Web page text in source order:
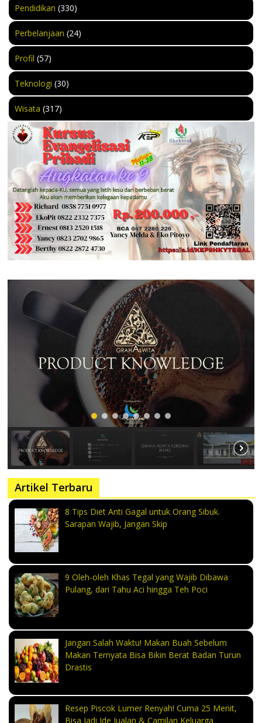
Pendidikan (330)
Perbelanjaan (24)
Profil (57)
Teknologi (30)
Wisata (317)
Artikel Terbaru
8 Tips Diet Anti Gagal untuk Orang Sibuk.
Sarapan Wajib, Jangan Skip
9 Oleh-oleh Khas Tegal yang Wajib Dibawa
Pulang, dari Tahu Aci hingga Teh Poci
Jangan Salah Waktu! Makan Buah Sebelum
Makan Ternyata Bisa Bikin Berat Badan Turun
Drastis
Resep Piscok Lumer Renyah! Cuma 25 Menit,
Bisa Jadi Ide Jualan & Camilan Keluarga